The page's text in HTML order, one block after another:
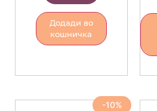
Додади во
кошничка
-10%